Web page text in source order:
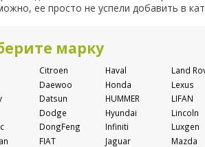
ее просто не успели добавить в
марку
Citroen
Daewoo
Datsun
Dodge
DongFeng
FIAT
Haval
Honda
HUMMER
Hyundai
Infiniti
Jaguar
Land
Lexus
LIFAN
Lincoln
Luxgen
Mazda